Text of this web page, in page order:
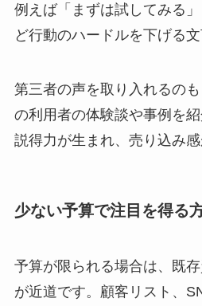
例えば「まずは試してみる
ど行動のハードルを下げる文
第三者の声を取り入れるの
の利用者の体験談や事例を
説得力が生まれ、売り込み感
少ない予算で注目を得る
予算が限られる場合は、既
が近道です。顧客リスト、